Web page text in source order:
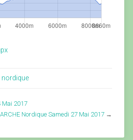
Mai 2017
Nordique Samedi 27 Mai 2017 →